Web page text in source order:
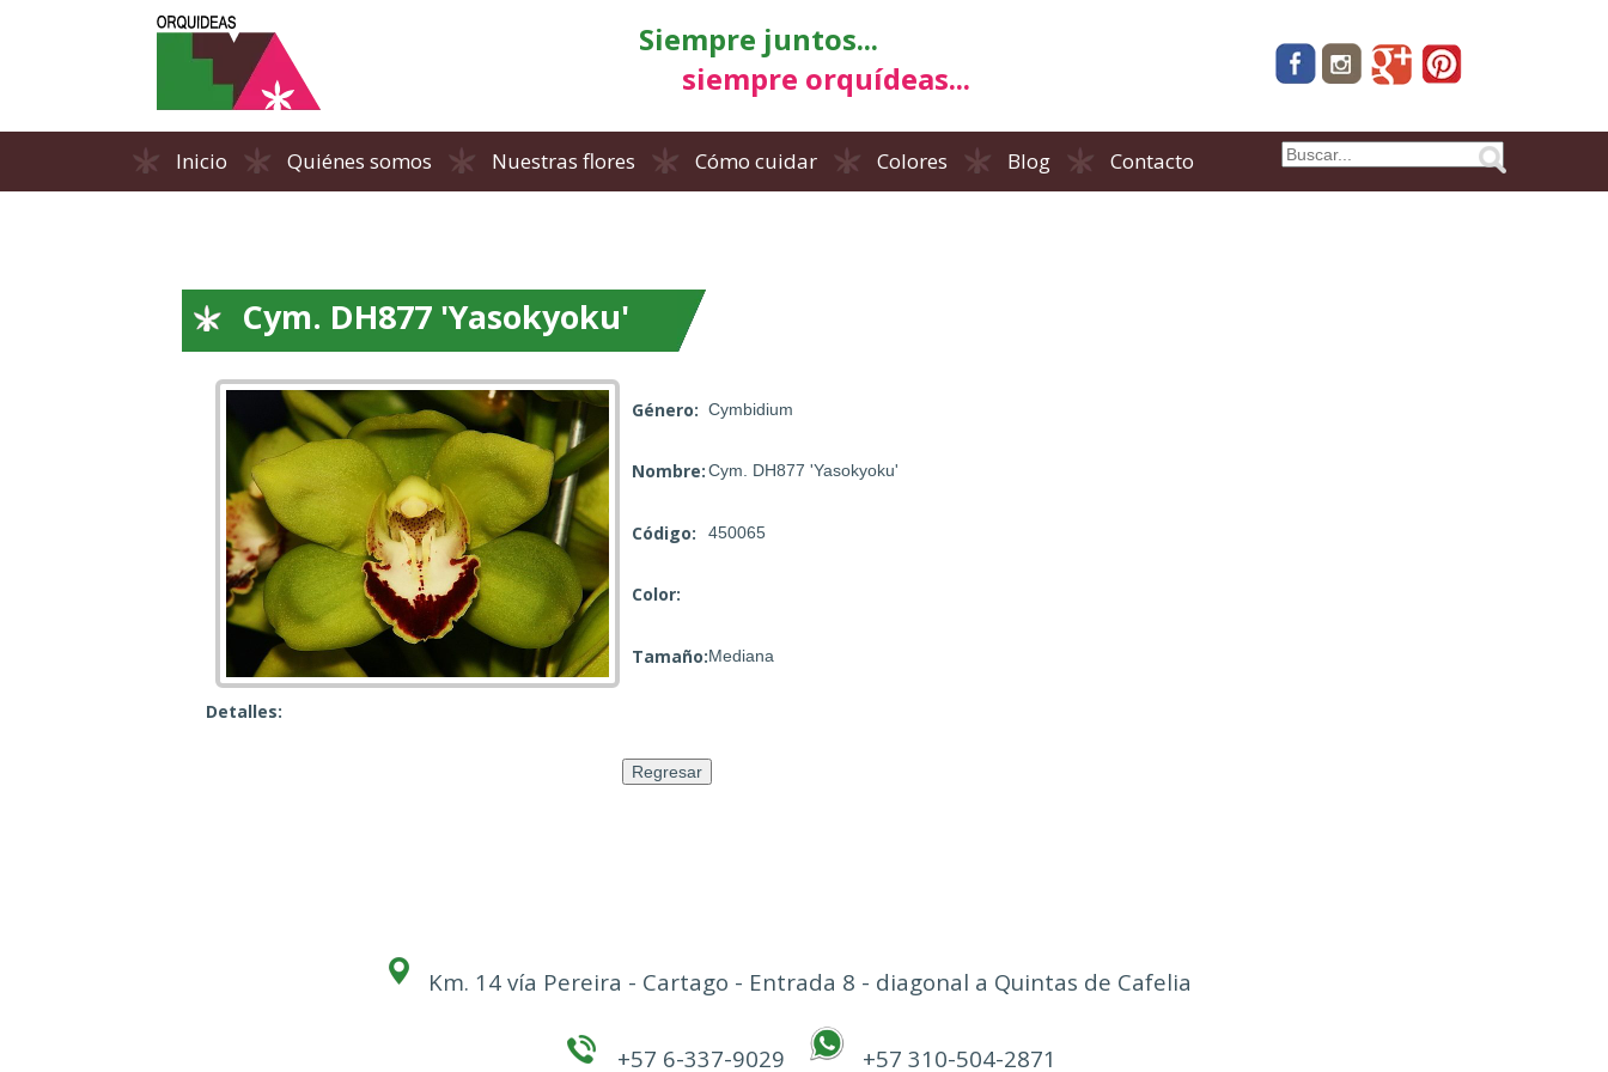
Siempre juntos...
siempre orquídeas...
Inicio Quiénes somos Nuestras flores Cómo cuidar Colores Blog Contacto
Cym. DH877 'Yasokyoku'
Género: Cymbidium
Nombre:Cym. DH877 'Yasokyoku'
Código: 450065
Color:
Tamaño:Mediana
Detalles:
Km. 14 vía Pereira - Cartago - Entrada 8 - diagonal a Quintas de Cafelia
+57 6-337-9029 +57 310-504-2871